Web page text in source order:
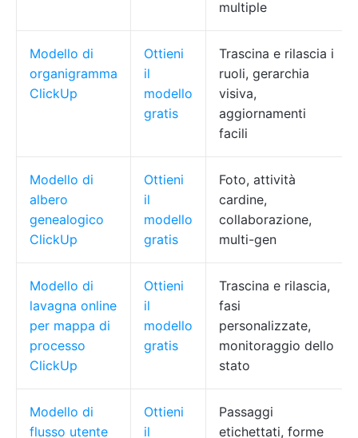
multiple
Modello di
organigramma
ClickUp
Ottieni
il
modello
gratis
Trascina e rilascia i
ruoli, gerarchia
visiva,
aggiornamenti
facili
Modello di
albero
genealogico
ClickUp
Ottieni
il
modello
gratis
Foto, attività
cardine,
collaborazione,
multi-gen
Modello di
lavagna online
per mappa di
processo
ClickUp
Ottieni
il
modello
gratis
Trascina e rilascia,
fasi
personalizzate,
monitoraggio dello
stato
Modello di
flusso utente
Ottieni
il
Passaggi
etichettati, forme